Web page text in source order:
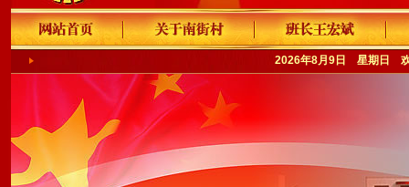
2026年8月9日 星期日